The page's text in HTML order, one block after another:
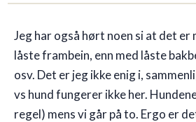
Jeg har også hørt noen si at det er
låste frambein, enn med låste
osv. Det er jeg ikke enig i,
vs hund fungerer ikke her.
regel) mens vi går på to. Ergo er